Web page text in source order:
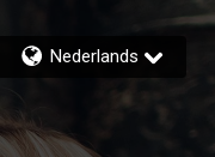
Nederlands